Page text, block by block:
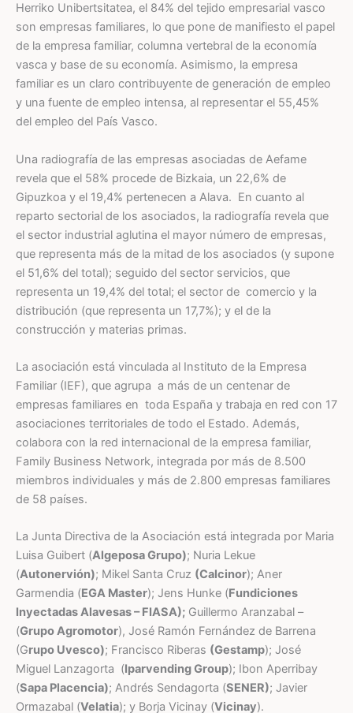
Herriko Unibertsitatea, el 84% del tejido empresarial vasco
son empresas familiares, lo que pone de manifiesto el papel
de la empresa familiar, columna vertebral de la economía
vasca y base de su economía. Asimismo, la empresa
familiar es un claro contribuyente de generación de empleo
y una fuente de empleo intensa, al representar el 55,45%
del empleo del País Vasco.
Una radiografía de las empresas asociadas de Aefame
revela que el 58% procede de Bizkaia, un 22,6% de
Gipuzkoa y el 19,4% pertenecen a Alava. En cuanto al
reparto sectorial de los asociados, la radiografía revela que
el sector industrial aglutina el mayor número de empresas,
que representa más de la mitad de los asociados (y supone
el 51,6% del total); seguido del sector servicios, que
representa un 19,4% del total; el sector de comercio y la
distribución (que representa un 17,7%); y el de la
construcción y materias primas.
La asociación está vinculada al Instituto de la Empresa
Familiar (IEF), que agrupa a más de un centenar de
empresas familiares en toda España y trabaja en red con 17
asociaciones territoriales de todo el Estado. Además,
colabora con la red internacional de la empresa familiar,
Family Business Network, integrada por más de 8.500
miembros individuales y más de 2.800 empresas familiares
de 58 países.
La Junta Directiva de la Asociación está integrada por Maria
Luisa Guibert (Algeposa Grupo); Nuria Lekue
(Autonervión); Mikel Santa Cruz (Calcinor); Aner
Garmendia (EGA Master); Jens Hunke (Fundiciones
Inyectadas Alavesas – FIASA); Guillermo Aranzabal –
(Grupo Agromotor), José Ramón Fernández de Barrena
(Grupo Uvesco); Francisco Riberas (Gestamp); José
Miguel Lanzagorta (Iparvending Group); Ibon Aperribay
(Sapa Placencia); Andrés Sendagorta (SENER); Javier
Ormazabal (Velatia); y Borja Vicinay (Vicinay).